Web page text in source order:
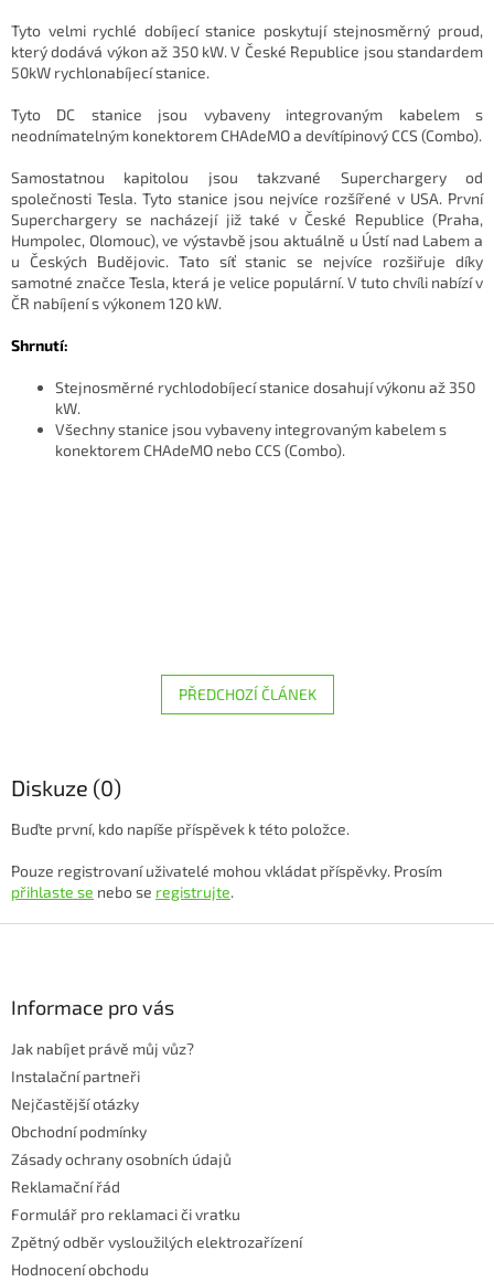
Tyto velmi rychlé dobíjecí stanice poskytují stejnosměrný proud,
který dodává výkon až 350 kW. V České Republice jsou standardem
50kW rychlonabíjecí stanice.
Tyto DC stanice jsou vybaveny integrovaným kabelem s
neodnímatelným konektorem CHAdeMO a devítípinový CCS (Combo).
Samostatnou kapitolou jsou takzvané Superchargery od
společnosti Tesla. Tyto stanice jsou nejvíce rozšířené v USA. První
Superchargery se nacházejí již také v České Republice (Praha,
Humpolec, Olomouc), ve výstavbě jsou aktuálně u Ústí nad Labem a
u Českých Budějovic. Tato síť stanic se nejvíce rozšiřuje díky
samotné značce Tesla, která je velice populární. V tuto chvíli nabízí v
ČR nabíjení s výkonem 120 kW.
Shrnutí:
Stejnosměrné rychlodobíjecí stanice dosahují výkonu až 350
kW.
Všechny stanice jsou vybaveny integrovaným kabelem s
konektorem CHAdeMO nebo CCS (Combo).
PŘEDCHOZÍ ČLÁNEK
Diskuze (0)
Buďte první, kdo napíše příspěvek k této položce.
Pouze registrovaní uživatelé mohou vkládat příspěvky. Prosím
přihlaste se nebo se registrujte.
Informace pro vás
Jak nabíjet právě můj vůz?
Instalační partneři
Nejčastější otázky
Obchodní podmínky
Zásady ochrany osobních údajů
Reklamační řád
Formulář pro reklamaci či vratku
Zpětný odběr vysloužilých elektrozařízení
Hodnocení obchodu